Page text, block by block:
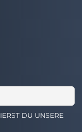
DU UNSERE